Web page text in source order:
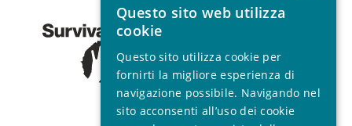
Registro Persone
1521 Registered
charity no. 267444 ©
2001 - 2026
Tutti i diritti riservati.
ENGLISH
SPANISH
FRENCH
ITALIAN
Questo sito web utilizza
cookie
Questo sito utilizza cookie per
fornirti la migliore esperienza di
navigazione possibile. Navigando nel
sito acconsenti all’uso dei cookie